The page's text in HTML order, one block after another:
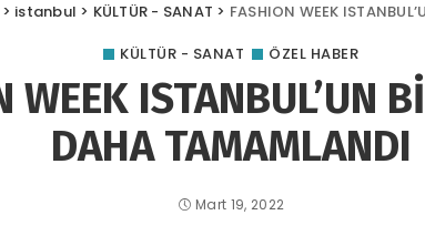
> istanbul > KÜLTÜR - SANAT > FASHION WEEK
KÜLTÜR - SANAT
ÖZEL HABER
WEEK ISTANBUL’UN
DAHA TAMAMLANDI
Mart 19, 2022